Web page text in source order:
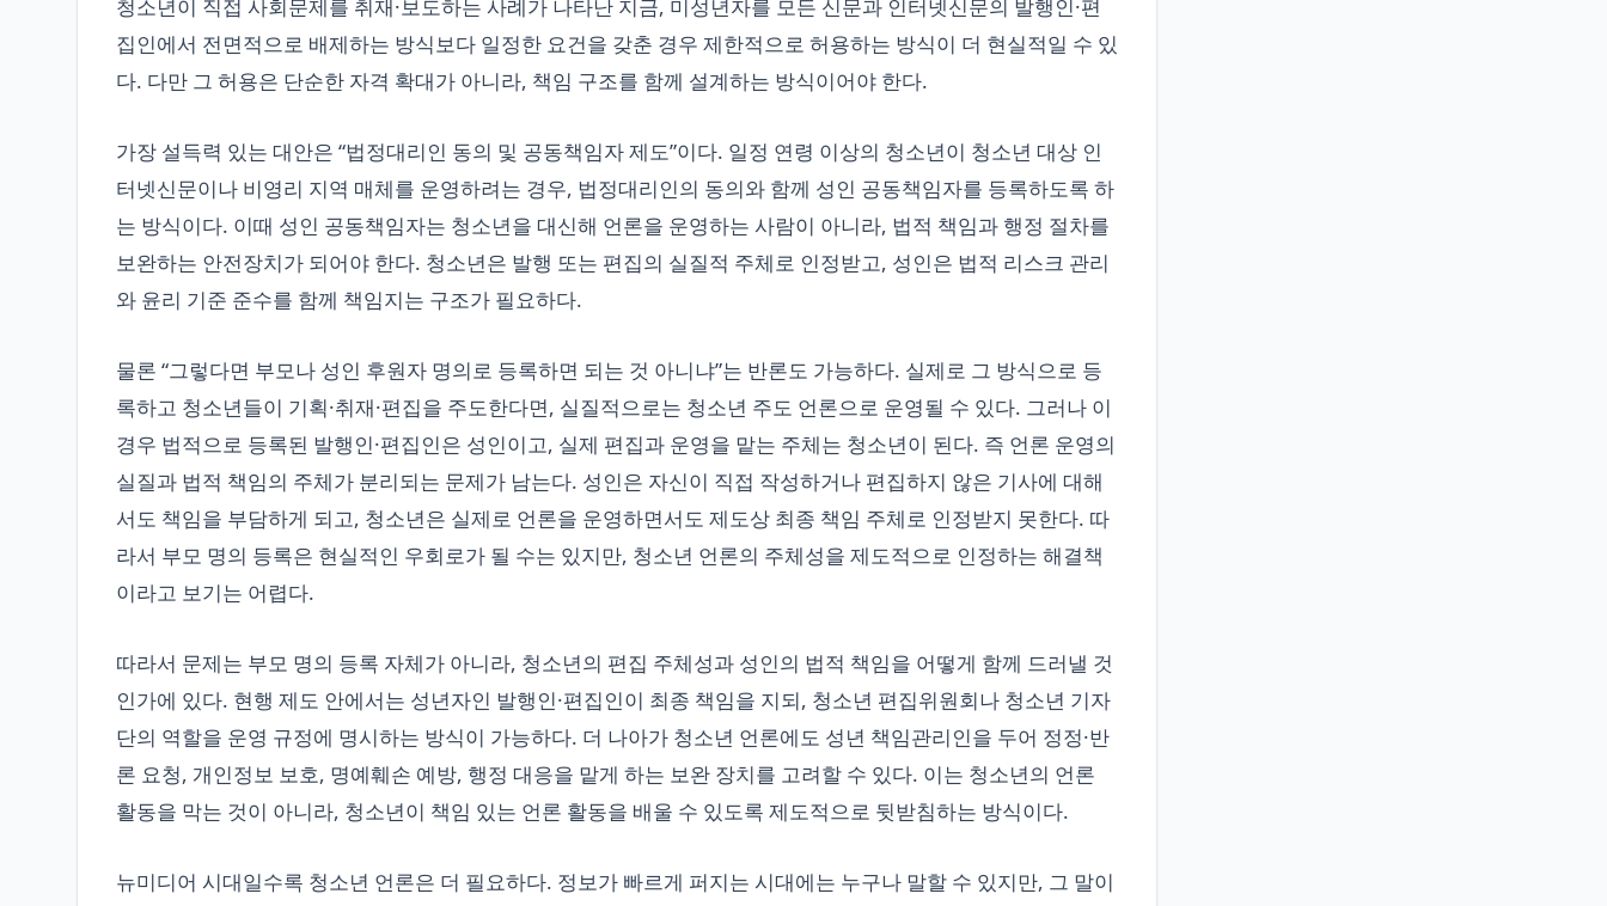
청소년이 직접 사회문제를 취재·보도하는 사례가 나타난 지금, 미성년자를 모든 신문과 인터넷신문의 발행인·편
집인에서 전면적으로 배제하는 방식보다 일정한 요건을 갖춘 경우 제한적으로 허용하는 방식이 더 현실적일 수 있
다. 다만 그 허용은 단순한 자격 확대가 아니라, 책임 구조를 함께 설계하는 방식이어야 한다.
가장 설득력 있는 대안은 “법정대리인 동의 및 공동책임자 제도”이다. 일정 연령 이상의 청소년이 청소년 대상 인
터넷신문이나 비영리 지역 매체를 운영하려는 경우, 법정대리인의 동의와 함께 성인 공동책임자를 등록하도록 하
는 방식이다. 이때 성인 공동책임자는 청소년을 대신해 언론을 운영하는 사람이 아니라, 법적 책임과 행정 절차를
보완하는 안전장치가 되어야 한다. 청소년은 발행 또는 편집의 실질적 주체로 인정받고, 성인은 법적 리스크 관리
와 윤리 기준 준수를 함께 책임지는 구조가 필요하다.
물론 “그렇다면 부모나 성인 후원자 명의로 등록하면 되는 것 아니냐”는 반론도 가능하다. 실제로 그 방식으로 등
록하고 청소년들이 기획·취재·편집을 주도한다면, 실질적으로는 청소년 주도 언론으로 운영될 수 있다. 그러나 이
경우 법적으로 등록된 발행인·편집인은 성인이고, 실제 편집과 운영을 맡는 주체는 청소년이 된다. 즉 언론 운영의
실질과 법적 책임의 주체가 분리되는 문제가 남는다. 성인은 자신이 직접 작성하거나 편집하지 않은 기사에 대해
서도 책임을 부담하게 되고, 청소년은 실제로 언론을 운영하면서도 제도상 최종 책임 주체로 인정받지 못한다. 따
라서 부모 명의 등록은 현실적인 우회로가 될 수는 있지만, 청소년 언론의 주체성을 제도적으로 인정하는 해결책
이라고 보기는 어렵다.
따라서 문제는 부모 명의 등록 자체가 아니라, 청소년의 편집 주체성과 성인의 법적 책임을 어떻게 함께 드러낼 것
인가에 있다. 현행 제도 안에서는 성년자인 발행인·편집인이 최종 책임을 지되, 청소년 편집위원회나 청소년 기자
단의 역할을 운영 규정에 명시하는 방식이 가능하다. 더 나아가 청소년 언론에도 성년 책임관리인을 두어 정정·반
론 요청, 개인정보 보호, 명예훼손 예방, 행정 대응을 맡게 하는 보완 장치를 고려할 수 있다. 이는 청소년의 언론
활동을 막는 것이 아니라, 청소년이 책임 있는 언론 활동을 배울 수 있도록 제도적으로 뒷받침하는 방식이다.
뉴미디어 시대일수록 청소년 언론은 더 필요하다. 정보가 빠르게 퍼지는 시대에는 누구나 말할 수 있지만, 그 말이